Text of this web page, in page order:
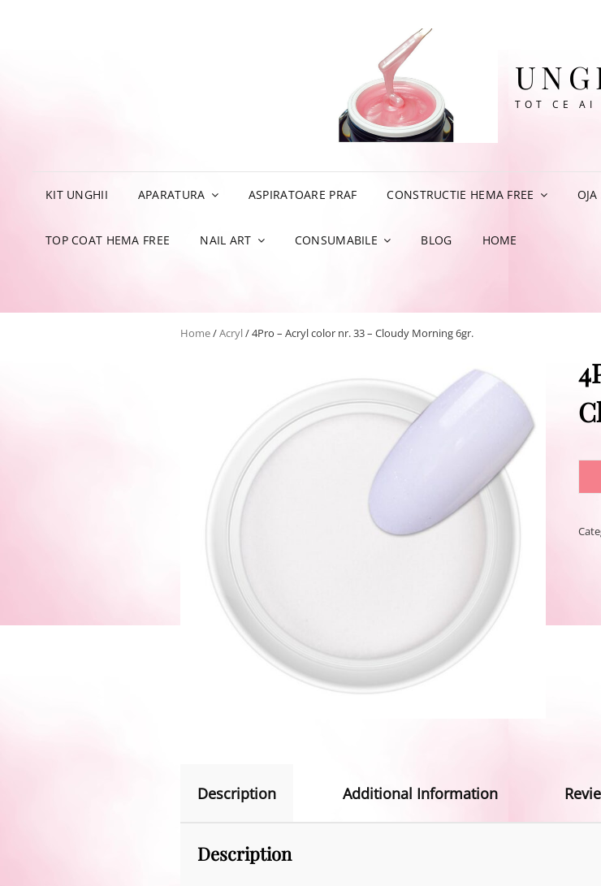
TOT CE AI
KIT UNGHII APARATURA ASPIRATOARE PRAF CONSTRUCTIE HEMA FREE
TOP COAT HEMA FREE NAIL ART CONSUMABILE BLOG HOME
Home/Acryl/ 4Pro – Acryl color nr. 33 – Cloudy Morning 6gr.
Description Additional Information
Description